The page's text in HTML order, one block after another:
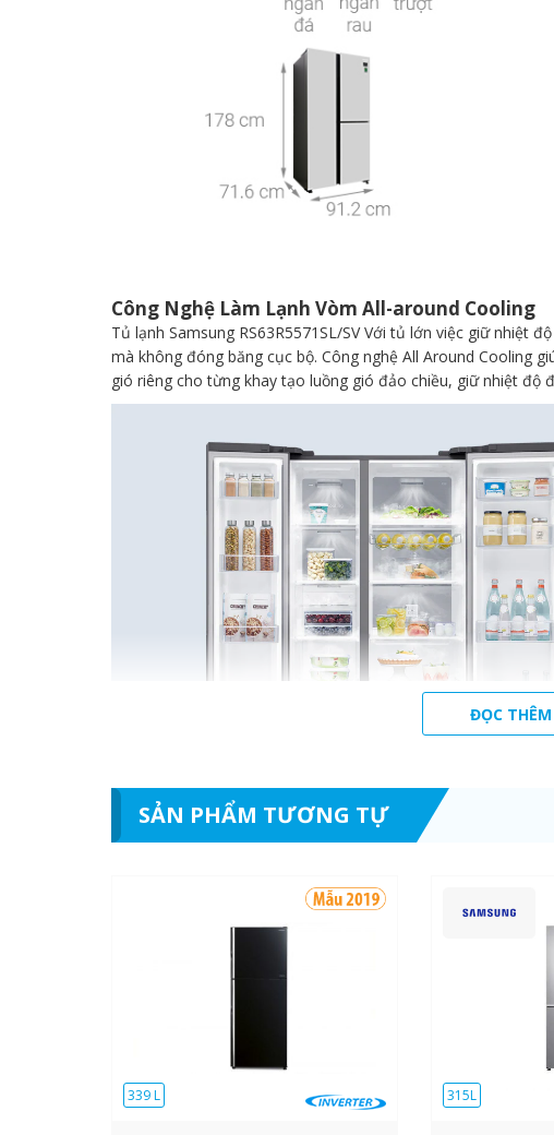
Công Nghệ Làm Lạnh Vòm All-around Cooling
Tủ lạnh Samsung RS63R5571SL/SV Với tủ lớn việc giữ nhiệt
mà không đóng băng cục bộ. Công nghệ All Around Cooling
gió riêng cho từng khay tạo luồng gió đảo chiều, giữ nhiệt độ
Tủ lạnh Samsung RS63R5571SL/SV với Công
Công nghệ Digital Inverter của Samsung tự động điều chỉnh
21 năm (chứng nhận bởi VDE).
*Đạt chứng nhận vận hành bền bỉ 21 năm từ Hiệp hội Điện tử
Elektrotechniker – VDE). **Bảo hành 10 năm chỉ dành cho
ĐỌC THÊM
SẢN PHẨM TƯƠNG TỰ
339 L 315L